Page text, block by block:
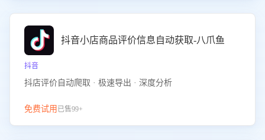
抖音小店商品评价信息自动获取-八爪鱼
抖音
抖店评价自动爬取 · 极速导出 · 深度分析
免费试用 已售99+